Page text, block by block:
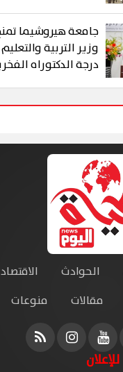
جامعة هيروشيما
وزير التربية والتعليم
درجة الدكتوراه
الحوادث الاقتصاد
مقالات منوعات
للإعلان